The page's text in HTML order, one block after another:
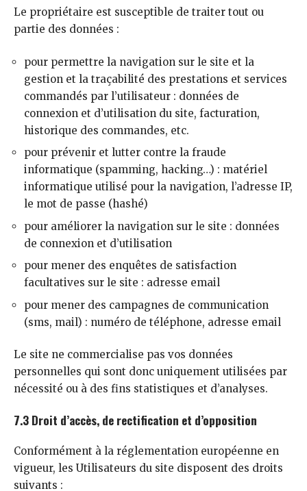
Le propriétaire est susceptible de traiter tout ou
partie des données :
pour permettre la navigation sur le site et la
gestion et la traçabilité des prestations et services
commandés par l’utilisateur : données de
connexion et d’utilisation du site, facturation,
historique des commandes, etc.
pour prévenir et lutter contre la fraude
informatique (spamming, hacking…) : matériel
informatique utilisé pour la navigation, l’adresse IP,
le mot de passe (hashé)
pour améliorer la navigation sur le site : données
de connexion et d’utilisation
pour mener des enquêtes de satisfaction
facultatives sur le site : adresse email
pour mener des campagnes de communication
(sms, mail) : numéro de téléphone, adresse email
Le site ne commercialise pas vos données
personnelles qui sont donc uniquement utilisées par
nécessité ou à des fins statistiques et d’analyses.
7.3 Droit d’accès, de rectification et d’opposition
Conformément à la réglementation européenne en
vigueur, les Utilisateurs du site disposent des droits
suivants :